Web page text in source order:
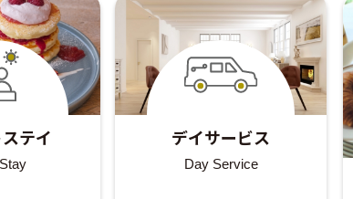
テイ デイサービス
Day Service